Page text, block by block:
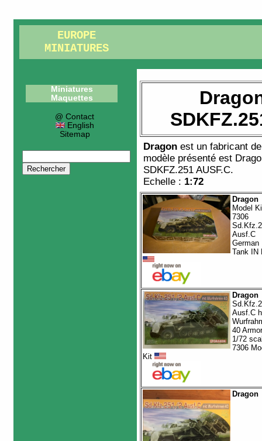
EUROPE
MINIATURES
Miniatures
Maquettes
@ Contact
English
Sitemap
Dragon est un fabricant
modèle présenté est
SDKFZ.251 AUSF.C.
Echelle : 1:72
Dragon
Model
7306
Ausf.C
German
Tank IN
Dragon
Ausf.C
40 Armor
1/72
7306
Kit
Dragon